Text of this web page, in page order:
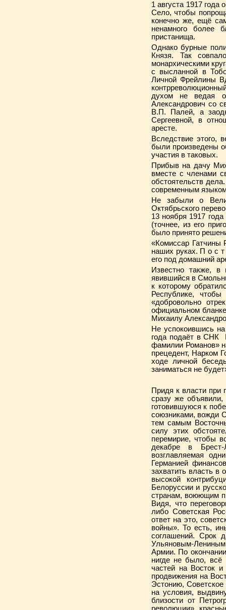
1 августа 1917
Село, чтобы
конечно же, ещё
ненамного более
пристанища.
Однако бурные
Князя. Так
монархическими
с высланной в
Личной Фрейлины
духом не ведая
Александрович со
В.П. Палей, а
Сергеевной, в
аресте.
Вследствие этого,
были произведены
участия в таковых.
Прибыв на дачу
вместе с членами
обстоятельств
современным
Не забыли о
Октябрьского
13 ноября 1917
(точнее, из его
было принято
«Комиссар Гатчины
наших руках. П о с
его под домашний
Известно также, в
явившийся в
к которому
Республике,
«добровольно
официальном
Михаилу
Не успокоившись
года подаёт в СНК
фамилии Романов»
прецедент, Нарком
ходе личной
заниматься не
Придя к власти при
сразу же
готовившуюся к
союзниками, вожди
тем самым
силу этих
перемирие, чтобы
декабре в Брест-
возглавляемая
Германией
захватить власть в
высокой
Белоруссии и
странам, воюющим
Видя, что
либо Советская
ответ на это,
войны». То есть,
соглашений. Срок
Ульяновым-
Армии. По
нигде не было, всё
частей на Восток
продвижения на
Эстонию,
на условия,
близости от